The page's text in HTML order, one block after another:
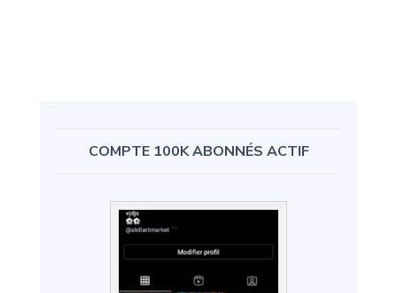
COMPTE 100K ABONNÉS ACTIF